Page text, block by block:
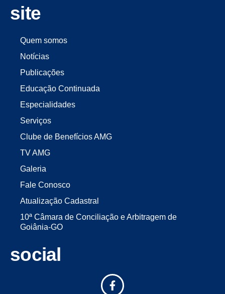
site
Quem somos
Notícias
Publicações
Educação Continuada
Especialidades
Serviços
Clube de Benefícios AMG
TV AMG
Galeria
Fale Conosco
Atualização Cadastral
10ª Câmara de Conciliação e Arbitragem de
Goiânia-GO
social